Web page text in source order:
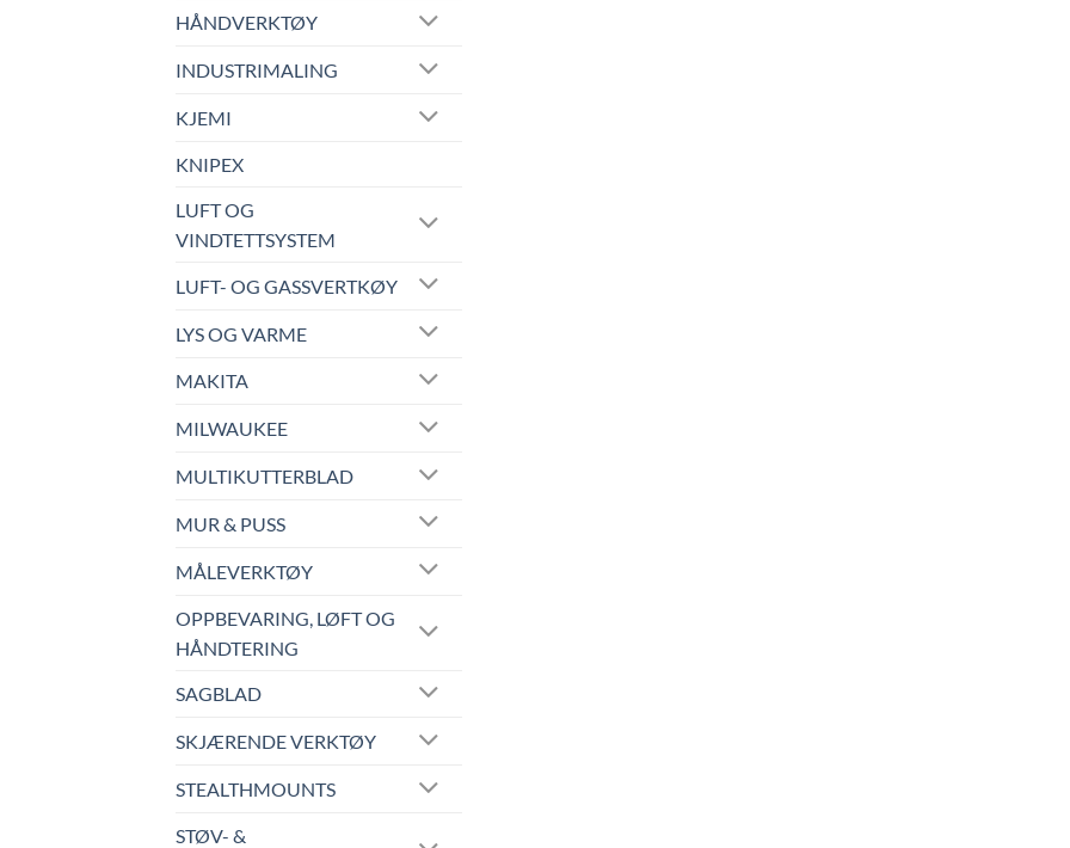
HÅNDVERKTØY
INDUSTRIMALING
KJEMI
KNIPEX
LUFT OG
VINDTETTSYSTEM
LUFT- OG GASSVERTKØY
LYS OG VARME
MAKITA
MILWAUKEE
MULTIKUTTERBLAD
MUR & PUSS
MÅLEVERKTØY
OPPBEVARING, LØFT OG
HÅNDTERING
SAGBLAD
SKJÆRENDE VERKTØY
STEALTHMOUNTS
STØV- &